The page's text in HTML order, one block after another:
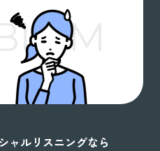
ャルリスニングなら